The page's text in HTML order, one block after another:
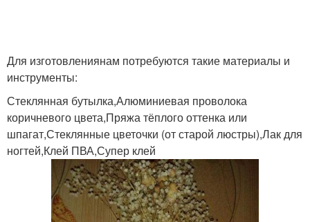
декорирования
Пластиковые вазы
Вазы из
полимергранита
Вазы из гранита
Вазы из полистоуна
Бутылка в красивую
вазу
Для изготовлениянам потребуются такие материалы и
инструменты:
Стеклянная бутылка,Алюминиевая проволока
коричневого цвета,Пряжа тёплого оттенка или
шпагат,Стеклянные цветочки (от старой люстры),Лак для
ногтей,Клей ПВА,Супер клей